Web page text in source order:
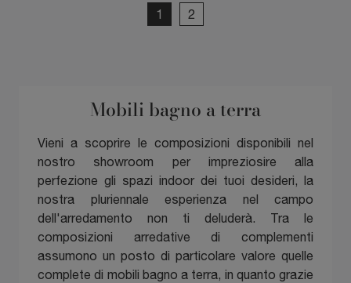
1 2
Mobili bagno a terra
Vieni a scoprire le composizioni disponibili nel
nostro showroom per impreziosire alla
perfezione gli spazi indoor dei tuoi desideri, la
nostra pluriennale esperienza nel campo
dell'arredamento non ti deluderà. Tra le
composizioni arredative di complementi
assumono un posto di particolare valore quelle
complete di mobili bagno a terra, in quanto grazie